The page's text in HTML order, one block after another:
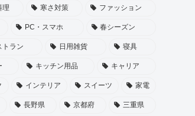
理 寒さ対策 ファッション
PC・スマホ 春シーズン
トラン 日用雑貨 寝具
キッチン用品 キャリア
インテリア スイーツ 家電
長野県 京都府 三重県